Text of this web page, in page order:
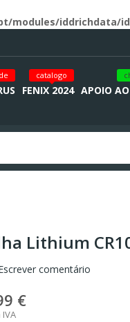
modules/iddrichdata/
FENIX 2024
catalogo
APOIO
Lithium
comentário
€
IVA